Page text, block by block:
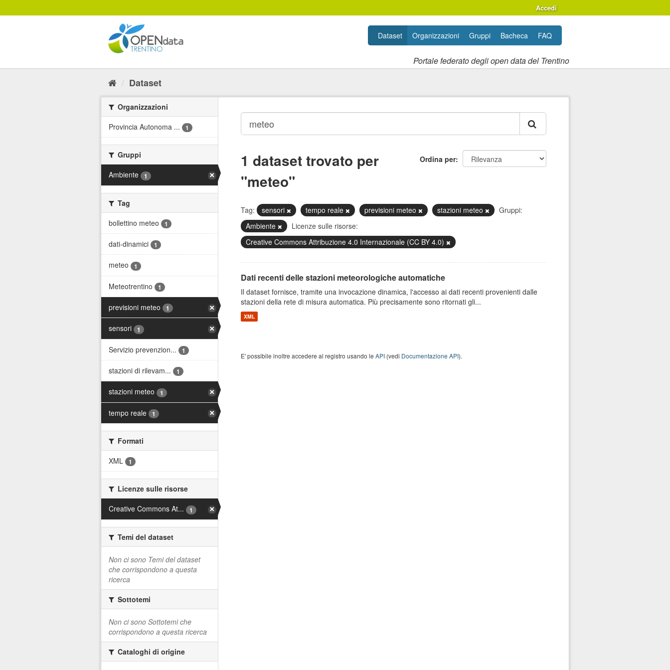
al
Accedi
Portale federato degli open data del Trentino
Dataset Organizzazioni Gruppi Bacheca FAQ
Dataset
Organizzazioni
Provincia Autonoma ...
1
Gruppi
Ambiente
1
Tag
bollettino meteo
1
dati-dinamici 1
meteo 1
Meteotrentino 1
previsioni meteo 1
sensori 1
Servizio prevenzion... 1
stazioni di rilevam... 1
stazioni meteo 1
tempo reale 1
Formati
XML
1
Licenze sulle risorse
Creative Commons At...
1
Temi del dataset
Non ci sono Temi del dataset
che corrispondono a questa
ricerca
Sottotemi
Non ci sono Sottotemi che
corrispondono a questa ricerca
Cataloghi di origine
Ordina per
1 dataset trovato per
"meteo"
Tag: sensori tempo reale previsioni meteo stazioni meteo
Gruppi:
Ambiente
Licenze sulle risorse:
Creative Commons Attribuzione 4.0 Internazionale (CC BY 4.0)
Dati recenti delle stazioni meteorologiche automatiche
Il dataset fornisce, tramite una invocazione dinamica, l'accesso ai dati recenti provenienti dalle
stazioni della rete di misura automatica. Più precisamente sono ritornati gli...
XML
E' possibile inoltre accedere al registro usando le API(vedi Documentazione API).